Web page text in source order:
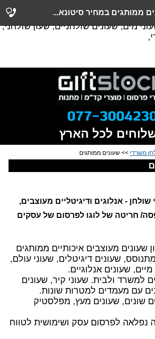
קיר ממותג, שעון קיר להדפסה, שעון
קיר ממותגים, שעונים דיגיטליים, שעוני
מים, שעונים שולחניים, שעון שולחני,
ממותגים במחיר סיטונא...
לכל הארץ
משרדי >> שעונים ממותגים
שעונים מעוצבים איכותיים ממותגים
שעונים דיגיטלים, שעוני עולם,
שעונים אנלוגיים.
למשרד ולבית. שעוני קיר, שעונים
עם מעמדים למטרות שונות.
שונים, שעונים מעץ, מפלסטיק
נפלאה לפרסום עסק ושימושית לטווח